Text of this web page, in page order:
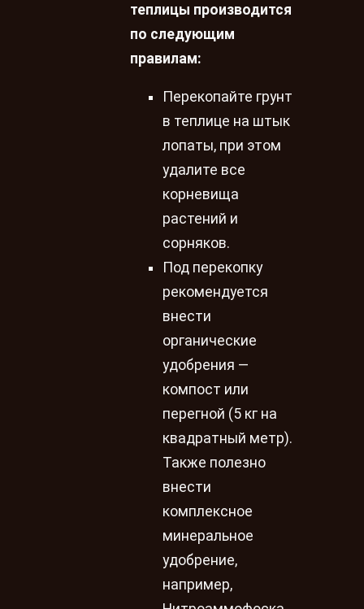
теплицы производится
по следующим
правилам:
Перекопайте грунт
в теплице на штык
лопаты, при этом
удалите все
корневища
растений и
сорняков.
Под перекопку
рекомендуется
внести
органические
удобрения —
компост или
перегной (5 кг на
квадратный метр).
Также полезно
внести
комплексное
минеральное
удобрение,
например,